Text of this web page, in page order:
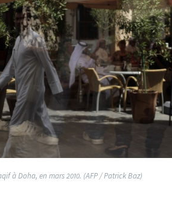
à Doha, en mars 2010. (AFP / Patrick Baz)